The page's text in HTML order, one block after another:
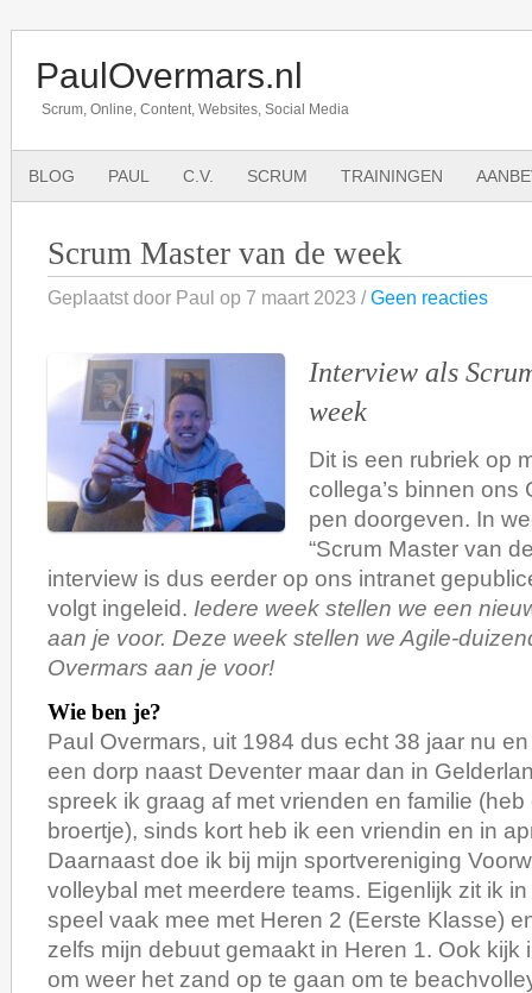
PaulOvermars.nl
Scrum, Online, Content, Websites, Social Media
BLOG PAUL C.V. SCRUM TRAININGEN
Scrum Master van de week
Geplaatst door Paul op 7 maart 2023 /Geen reacties
Interview als
week
Dit is een rubriek op
collega’s binnen ons
pen doorgeven. In
“Scrum Master van
interview is dus eerder op ons intranet
volgt ingeleid. Iedere week stellen we een
aan je voor. Deze week stellen we Agile-
Overmars aan je voor!
Wie ben je?
Paul Overmars, uit 1984 dus echt 38 jaar nu
een dorp naast Deventer maar dan in
spreek ik graag af met vrienden en familie
broertje), sinds kort heb ik een vriendin en in
Daarnaast doe ik bij mijn sportvereniging
volleybal met meerdere teams. Eigenlijk zit ik
speel vaak mee met Heren 2 (Eerste Klasse)
zelfs mijn debuut gemaakt in Heren 1. Ook kijk
om weer het zand op te gaan om te